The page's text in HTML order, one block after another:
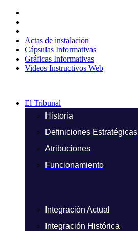
contenido
Actas de instalación
Cápsulas Informativas
Gráficas Informativas
Videos Instructivos Web
El Tribunal
Historia
Definiciones Estratégicas
Atribuciones
Funcionamiento
Integración Actual
Integración Histórica